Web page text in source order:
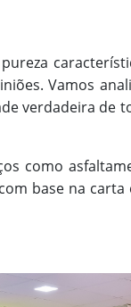
Vamos
verdadeira de
como
base na carta